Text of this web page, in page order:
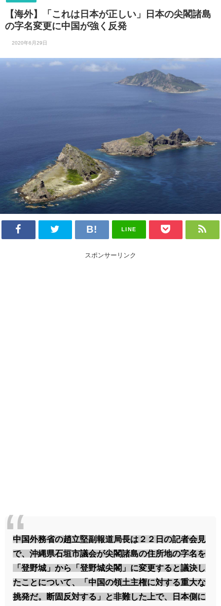
【海外】「これは日本が正しい」日本の尖閣諸島
の字名変更に中国が強く反発
2020年6月29日
LINE
スポンサーリンク
中国外務省の趙立堅副報道局長は２２日の記者会見
で、沖縄県石垣市議会が尖閣諸島の住所地の字名を
「登野城」から「登野城尖閣」に変更すると議決し
たことについて、「中国の領土主権に対する重大な
挑発だ。断固反対する」と非難した上で、日本側に